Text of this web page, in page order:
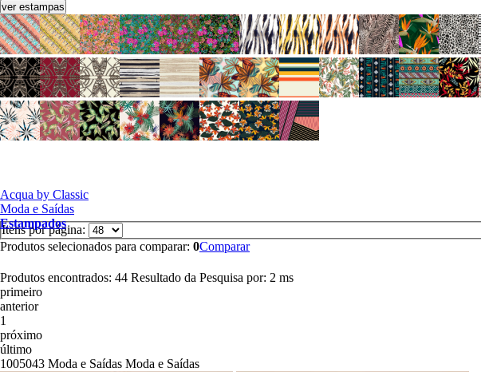
ver estampas
Acqua by Classic
Moda e Saídas
Estampados
Produtos encontrados: 44 Resultado da Pesquisa por: 2 ms
Itens por página:
Produtos selecionados para comparar: 0Comparar
primeiro
anterior
1
próximo
último
1005043 Moda e Saídas Moda e Saídas